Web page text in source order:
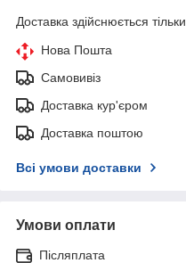
Доставка здійснюється
Нова Пошта
Самовивіз
Доставка кур'єром
Доставка поштою
Всі умови доставки
Умови оплати
Післяплата